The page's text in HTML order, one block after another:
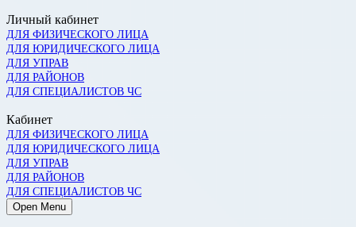
Личный кабинет
ДЛЯ ФИЗИЧЕСКОГО ЛИЦА
ДЛЯ ЮРИДИЧЕСКОГО ЛИЦА
ДЛЯ УПРАВ
ДЛЯ РАЙОНОВ
ДЛЯ СПЕЦИАЛИСТОВ ЧС
Кабинет
ДЛЯ ФИЗИЧЕСКОГО ЛИЦА
ДЛЯ ЮРИДИЧЕСКОГО ЛИЦА
ДЛЯ УПРАВ
ДЛЯ РАЙОНОВ
ДЛЯ СПЕЦИАЛИСТОВ ЧС
Open Menu